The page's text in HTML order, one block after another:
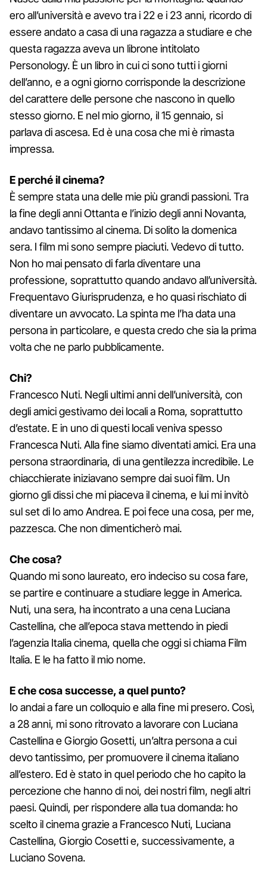
ero all’università e avevo tra i 22 e i 23 anni, ricordo di
essere andato a casa di una ragazza a studiare e che
questa ragazza aveva un librone intitolato
Personology. È un libro in cui ci sono tutti i giorni
dell’anno, e a ogni giorno corrisponde la descrizione
del carattere delle persone che nascono in quello
stesso giorno. E nel mio giorno, il 15 gennaio, si
parlava di ascesa. Ed è una cosa che mi è rimasta
impressa.
E perché il cinema?
È sempre stata una delle mie più grandi passioni. Tra
la fine degli anni Ottanta e l’inizio degli anni Novanta,
andavo tantissimo al cinema. Di solito la domenica
sera. I film mi sono sempre piaciuti. Vedevo di tutto.
Non ho mai pensato di farla diventare una
professione, soprattutto quando andavo all’università.
Frequentavo Giurisprudenza, e ho quasi rischiato di
diventare un avvocato. La spinta me l’ha data una
persona in particolare, e questa credo che sia la prima
volta che ne parlo pubblicamente.
Chi?
Francesco Nuti. Negli ultimi anni dell’università, con
degli amici gestivamo dei locali a Roma, soprattutto
d’estate. E in uno di questi locali veniva spesso
Francesca Nuti. Alla fine siamo diventati amici. Era una
persona straordinaria, di una gentilezza incredibile. Le
chiacchierate iniziavano sempre dai suoi film. Un
giorno gli dissi che mi piaceva il cinema, e lui mi invitò
sul set di Io amo Andrea. E poi fece una cosa, per me,
pazzesca. Che non dimenticherò mai.
Che cosa?
Quando mi sono laureato, ero indeciso su cosa fare,
se partire e continuare a studiare legge in America.
Nuti, una sera, ha incontrato a una cena Luciana
Castellina, che all’epoca stava mettendo in piedi
l’agenzia Italia cinema, quella che oggi si chiama Film
Italia. E le ha fatto il mio nome.
E che cosa successe, a quel punto?
Io andai a fare un colloquio e alla fine mi presero. Così,
a 28 anni, mi sono ritrovato a lavorare con Luciana
Castellina e Giorgio Gosetti, un’altra persona a cui
devo tantissimo, per promuovere il cinema italiano
all’estero. Ed è stato in quel periodo che ho capito la
percezione che hanno di noi, dei nostri film, negli altri
paesi. Quindi, per rispondere alla tua domanda: ho
scelto il cinema grazie a Francesco Nuti, Luciana
Castellina, Giorgio Cosetti e, successivamente, a
Luciano Sovena.